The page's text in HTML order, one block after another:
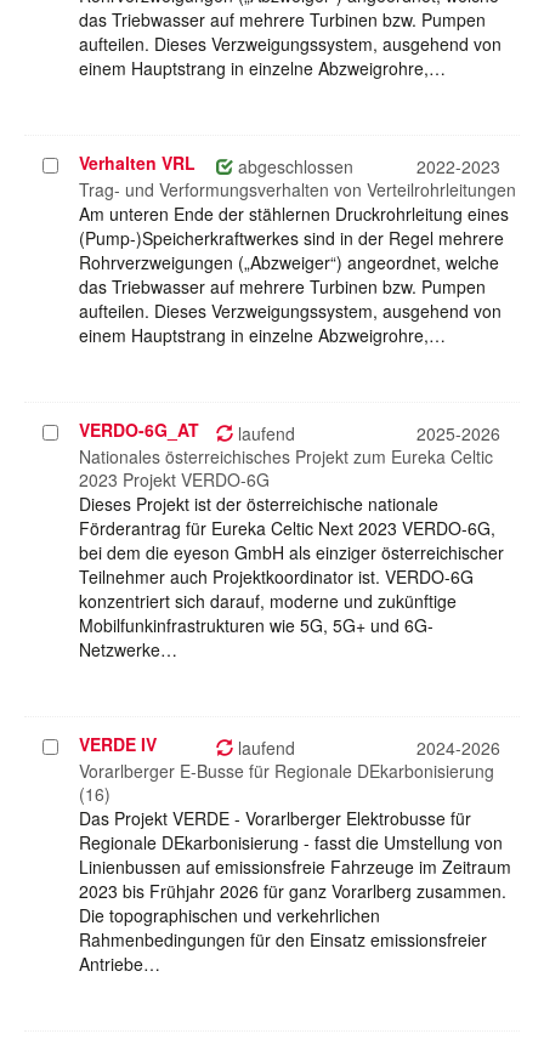
das Triebwasser auf mehrere Turbinen bzw. Pumpen
aufteilen. Dieses Verzweigungssystem, ausgehend von
einem Hauptstrang in einzelne Abzweigrohre,…
Projekt
auswählen
Verhalten VRL abgeschlossen
2022-2023
Trag- und Verformungsverhalten von Verteilrohrleitungen
Am unteren Ende der stählernen Druckrohrleitung eines
(Pump-)Speicherkraftwerkes sind in der Regel mehrere
Rohrverzweigungen („Abzweiger“) angeordnet, welche
das Triebwasser auf mehrere Turbinen bzw. Pumpen
aufteilen. Dieses Verzweigungssystem, ausgehend von
einem Hauptstrang in einzelne Abzweigrohre,…
Projekt
auswählen
VERDO-6G_AT laufend
2025-2026
Nationales österreichisches Projekt zum Eureka Celtic
2023 Projekt VERDO-6G
Dieses Projekt ist der österreichische nationale
Förderantrag für Eureka Celtic Next 2023 VERDO-6G,
bei dem die eyeson GmbH als einziger österreichischer
Teilnehmer auch Projektkoordinator ist. VERDO-6G
konzentriert sich darauf, moderne und zukünftige
Mobilfunkinfrastrukturen wie 5G, 5G+ und 6G-
Netzwerke…
Projekt
auswählen
VERDE IV laufend
2024-2026
Vorarlberger E-Busse für Regionale DEkarbonisierung
(16)
Das Projekt VERDE - Vorarlberger Elektrobusse für
Regionale DEkarbonisierung - fasst die Umstellung von
Linienbussen auf emissionsfreie Fahrzeuge im Zeitraum
2023 bis Frühjahr 2026 für ganz Vorarlberg zusammen.
Die topographischen und verkehrlichen
Rahmenbedingungen für den Einsatz emissionsfreier
Antriebe…